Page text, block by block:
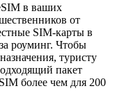
в ваших
от
SIM-карты в
роуминг. Чтобы
туристу
пакет
более чем для 200